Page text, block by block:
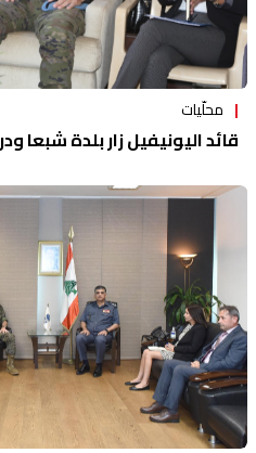
محلّيات
قائد اليونيفيل زار بلدة شبعا